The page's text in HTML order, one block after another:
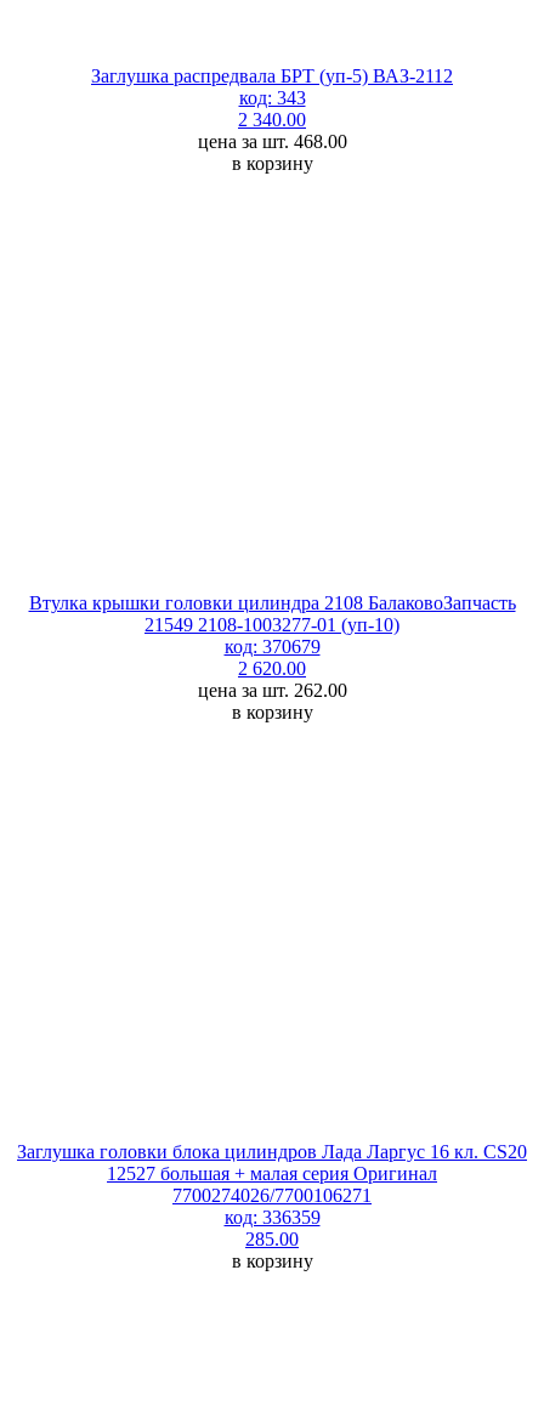
Заглушка распредвала БРТ (уп-5) ВАЗ-2112
код: 343
2 340.00
цена за шт. 468.00
в корзину
Втулка крышки головки цилиндра 2108 БалаковоЗапчасть
21549 2108-1003277-01 (уп-10)
код: 370679
2 620.00
цена за шт. 262.00
в корзину
Заглушка головки блока цилиндров Лада Ларгус 16 кл. CS20
12527 большая + малая серия Оригинал
7700274026/7700106271
код: 336359
285.00
в корзину